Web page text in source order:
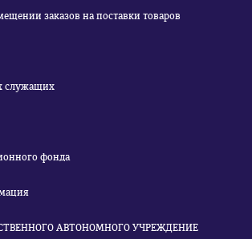
заказов на поставки товаров
служащих
фонда
АВТОНОМНОГО УЧРЕЖДЕНИЕ